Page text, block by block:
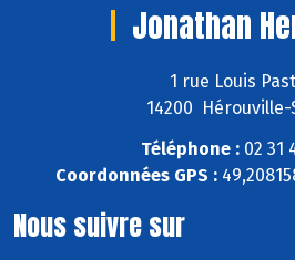
Jonathan
1 rue Louis
14200 Hérouville-
Téléphone : 02 31
Coordonnées GPS :
Nous suivre sur